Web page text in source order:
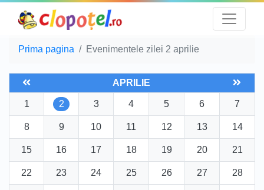
Prima pagina Evenimentele zilei 2 aprilie
APRILIE
1 2 3 4 5 6 7
8 9 10 11 12 13 14
15 16 17 18 19 20 21
22 23 24 25 26 27 28